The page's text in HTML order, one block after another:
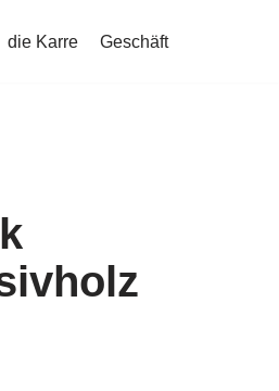
die Karre Geschäft